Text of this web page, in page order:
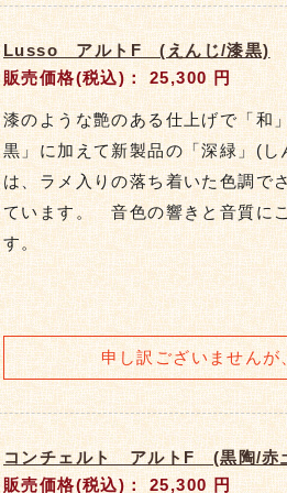
Lusso アルトF (えんじ/漆黒)
販売価格(税込)：25,300円
漆のような艶のある仕上げで「和
黒」に加えて新製品の「深緑」(
は、ラメ入りの落ち着いた色調で
ています。 音色の響きと音質に
す。
申し訳ございません
コンチェルト アルトF (黒陶/赤
販売価格(税込)：25,300円